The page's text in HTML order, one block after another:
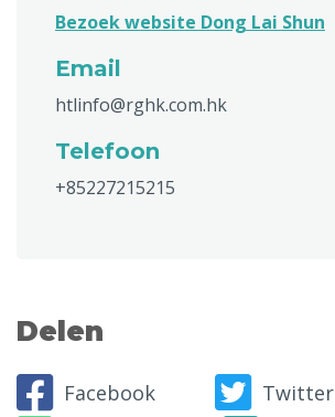
Bezoek website Dong Lai Shun
Email
htlinfo@rghk.com.hk
Telefoon
+85227215215
Delen
Facebook
Twitter